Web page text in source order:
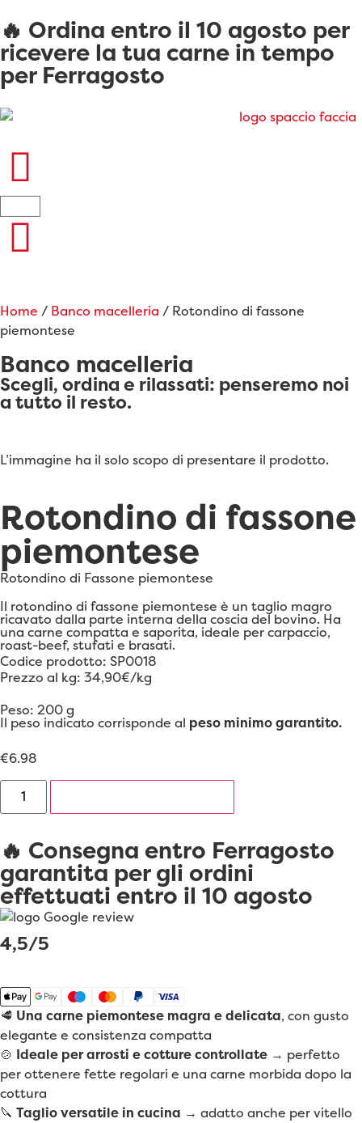
🔥 Ordina entro il 10 agosto per
ricevere la tua carne in tempo
per Ferragosto
Home / Banco macelleria / Rotondino di fassone
piemontese
Banco macelleria
Scegli, ordina e rilassati: penseremo noi
a tutto il resto.
L’immagine ha il solo scopo di presentare il prodotto.
Rotondino di fassone
piemontese
Rotondino di Fassone piemontese
Il rotondino di fassone piemontese è un taglio magro
ricavato dalla parte interna della coscia del bovino. Ha
una carne compatta e saporita, ideale per carpaccio,
roast-beef, stufati e brasati.
Codice prodotto: SP0018
Prezzo al kg: 34,90€/kg
Peso: 200 g
Il peso indicato corrisponde al peso minimo garantito.
€6.98
🔥 Consegna entro Ferragosto
garantita per gli ordini
effettuati entro il 10 agosto
4,5/5
🥩 Una carne piemontese magra e delicata, con gusto
elegante e consistenza compatta
🍲 Ideale per arrosti e cotture controllate → perfetto
per ottenere fette regolari e una carne morbida dopo la
cottura
🔪 Taglio versatile in cucina → adatto anche per vitello